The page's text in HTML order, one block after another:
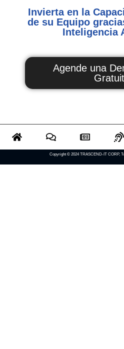
Invierta en la
de su Equipo
Inteligencia
Agende una
Copyright © 2024 TRASCEND-IT CORP,